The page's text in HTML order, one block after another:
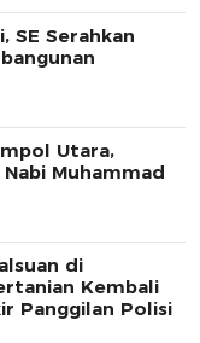
SE Serahkan
Utara,
Muhammad
di
Kembali
Panggilan Polisi